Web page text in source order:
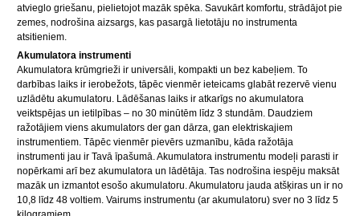
atvieglo griešanu, pielietojot mazāk spēka. Savukārt komfortu, strādājot pie
zemes, nodrošina aizsargs, kas pasargā lietotāju no instrumenta
atsitieniem.
Akumulatora instrumenti
Akumulatora krūmgrieži ir universāli, kompakti un bez kabeļiem. To
darbības laiks ir ierobežots, tāpēc vienmēr ieteicams glabāt rezervē vienu
uzlādētu akumulatoru. Lādēšanas laiks ir atkarīgs no akumulatora
veiktspējas un ietilpības – no 30 minūtēm līdz 3 stundām. Daudziem
ražotājiem viens akumulators der gan dārza, gan elektriskajiem
instrumentiem. Tāpēc vienmēr pievērs uzmanību, kāda ražotāja
instrumenti jau ir Tavā īpašumā. Akumulatora instrumentu modeļi parasti ir
nopērkami arī bez akumulatora un lādētāja. Tas nodrošina iespēju maksāt
mazāk un izmantot esošo akumulatoru. Akumulatoru jauda atšķiras un ir no
10,8 līdz 48 voltiem. Vairums instrumentu (ar akumulatoru) sver no 3 līdz 5